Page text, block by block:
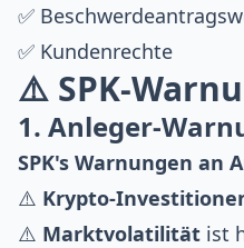
✅
✅ Kundenrechte
⚠️ SPK-
1. Anleger-
SPK's Warnungen an
⚠️ Krypto-
⚠️ Marktvolatilität ist